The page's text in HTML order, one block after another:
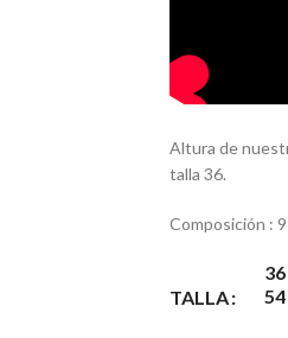
Altura de
talla 36.
Composición :
TALLA
36
54